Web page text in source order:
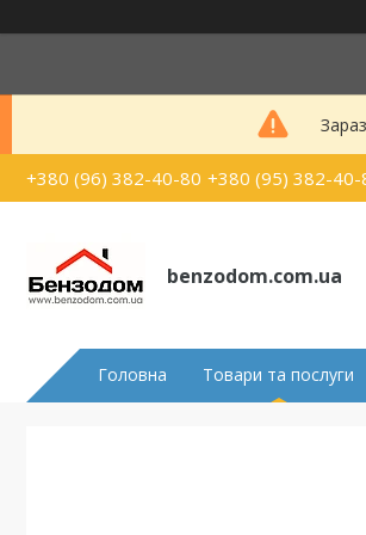
+380 (96) 382-40-80 +380 (95) 382-40-
benzodom.com.ua
Головна Товари та послуги